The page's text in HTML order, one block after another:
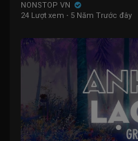
NONSTOP VN
24 Lượt xem · 5 Năm Trước đây